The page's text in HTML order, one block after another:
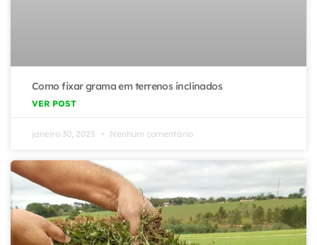
Como fixar grama em terrenos inclinados
VER POST
janeiro 30, 2025 Nenhum comentário